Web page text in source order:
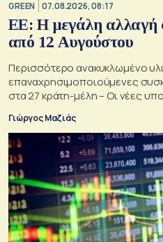
GREEN 07.08.2026, 08:17
ΕΕ: Η μεγάλη αλλαγή
από 12 Αυγούστου
Περισσότερο ανακυκλωμένο
επαναχρησιμοποιούμενες
στα 27 κράτη-μέλη – Οι νέες
Γιώργος Μαζιάς